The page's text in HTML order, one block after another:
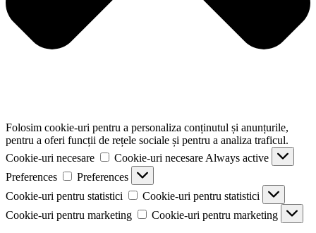
Folosim cookie-uri pentru a personaliza conținutul și anunțurile,
pentru a oferi funcții de rețele sociale și pentru a analiza traficul.
Cookie-uri necesare
Cookie-uri necesare Always active
Preferences
Preferences
Cookie-uri pentru statistici
Cookie-uri pentru statistici
Cookie-uri pentru marketing
Cookie-uri pentru marketing